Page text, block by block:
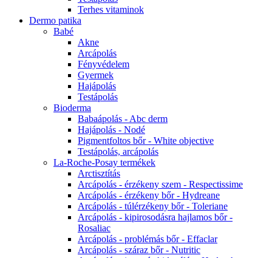
Terhes vitaminok
Dermo patika
Babé
Akne
Arcápolás
Fényvédelem
Gyermek
Hajápolás
Testápolás
Bioderma
Babaápolás - Abc derm
Hajápolás - Nodé
Pigmentfoltos bőr - White objective
Testápolás, arcápolás
La-Roche-Posay termékek
Arctisztítás
Arcápolás - érzékeny szem - Respectissime
Arcápolás - érzékeny bőr - Hydreane
Arcápolás - túlérzékeny bőr - Toleriane
Arcápolás - kipirosodásra hajlamos bőr -
Rosaliac
Arcápolás - problémás bőr - Effaclar
Arcápolás - száraz bőr - Nutritic